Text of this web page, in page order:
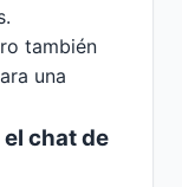
también
una
chat de